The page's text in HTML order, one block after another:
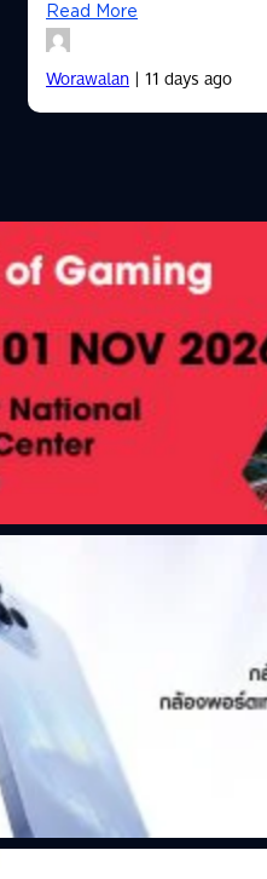
Read More
Worawalan| 11 days ago